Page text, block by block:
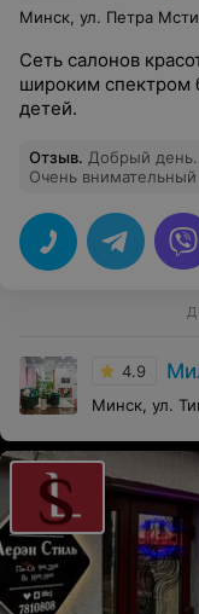
Минск, ул. Петра
Сеть салонов
широким спектром
детей.
Отзыв. Добрый
Очень
4.9
Минск, ул.